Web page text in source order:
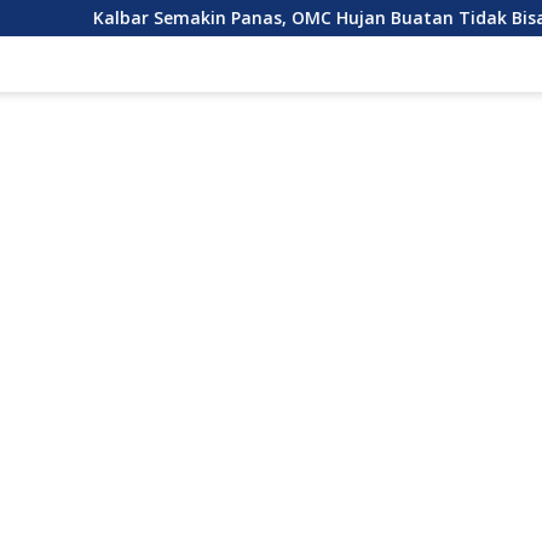
Semakin Panas, OMC Hujan Buatan Tidak Bisa Dilakukan